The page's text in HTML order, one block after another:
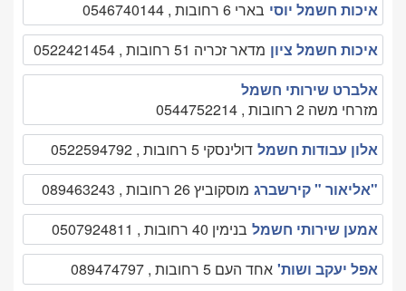
איכות חשמל יוסי בארי 6 רחובות , 0546740144
איכות חשמל ציון מדאר זכריה 51 רחובות , 0522421454
אלברט שירותי חשמל
מזרחי משה 2 רחובות , 0544752214
אלון עבודות חשמל דולינסקי 5 רחובות , 0522594792
"אליאור " קירשברג מוסקוביץ 26 רחובות , 089463243
אמען שירותי חשמל בנימין 40 רחובות , 0507924811
אפל יעקב ושות' אחד העם 5 רחובות , 089474797